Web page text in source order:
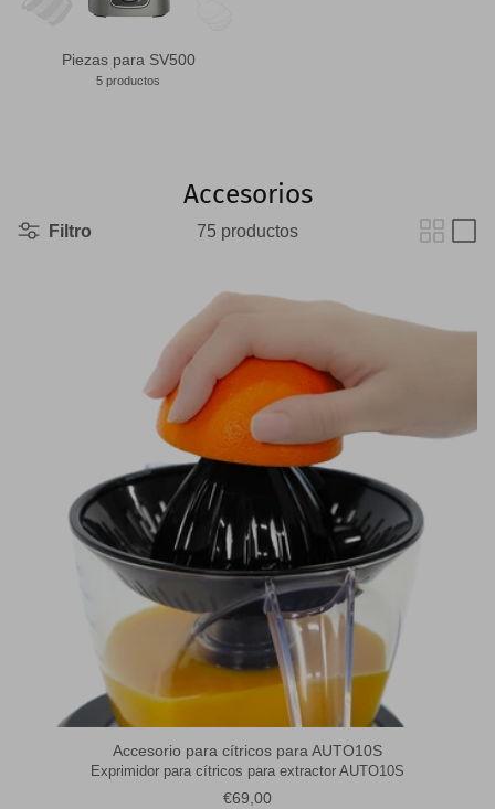
Piezas para SV500
5 productos
Accesorios
Filtro 75 productos
Accesorio para cítricos para AUTO10S
Exprimidor para cítricos para extractor AUTO10S
Precio normal
€69,00